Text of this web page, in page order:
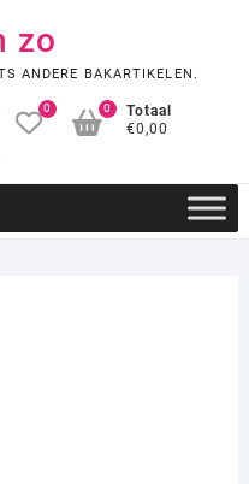
zo
ANDERE BAKARTIKELEN.
0
Totaal
€0,00
0